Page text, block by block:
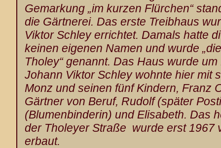
Gemarkung „im kurzen Flürchen“
die Gärtnerei. Das erste Treibhaus
Viktor Schley errichtet. Damals hatte
keinen eigenen Namen und wurde
Tholey“ genannt. Das Haus wurde
Johann Viktor Schley wohnte hier mit
Monz und seinen fünf Kindern, Franz
Gärtner von Beruf, Rudolf (später
(Blumenbinderin) und Elisabeth. Das
der Tholeyer Straße wurde erst 1967
erbaut.